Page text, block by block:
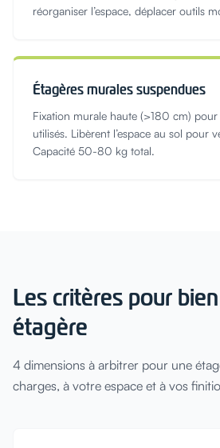
réorganiser l’espace, déplacer outils
Étagères murales suspendues
Fixation murale haute (>180 cm)
utilisés. Libèrent l’espace au sol pour
Capacité 50-80 kg total.
Les critères pour
étagère
4 dimensions à arbitrer pour une
charges, à votre espace et à vos